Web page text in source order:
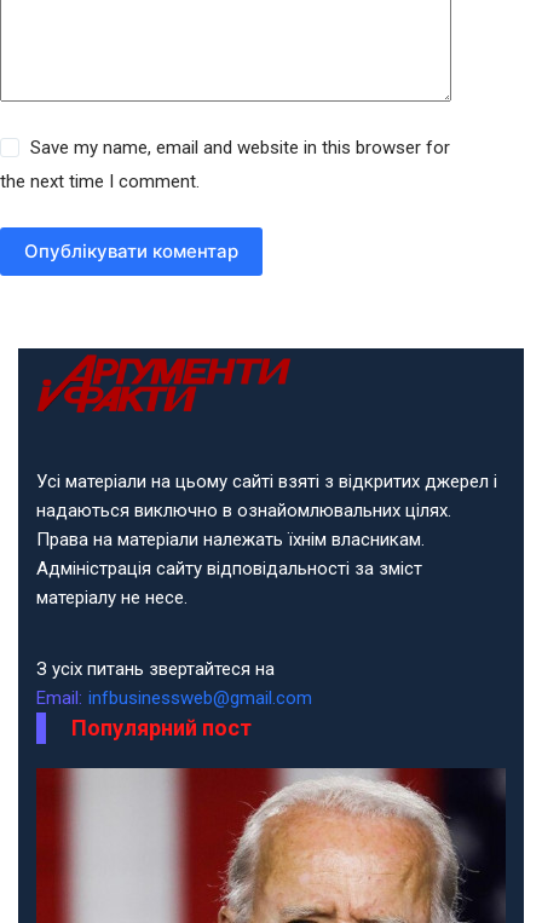
Save my name, email and website in this browser for
the next time I comment.
Опублікувати коментар
Усі матеріали на цьому сайті взяті з відкритих джерел і
надаються виключно в ознайомлювальних цілях.
Права на матеріали належать їхнім власникам.
Адміністрація сайту відповідальності за зміст
матеріалу не несе.
З усіх питань звертайтеся на
Email: infbusinessweb@gmail.com
Популярний пост